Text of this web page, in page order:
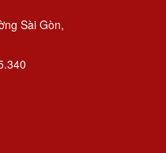
Sài Gòn,